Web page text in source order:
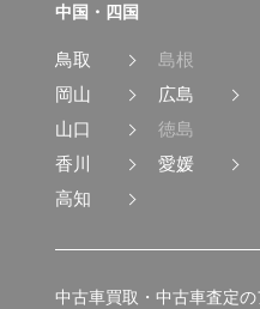
中国・四国
鳥取
島根
岡山
広島
山口
徳島
香川
愛媛
高知
中古車買取・中古車査定